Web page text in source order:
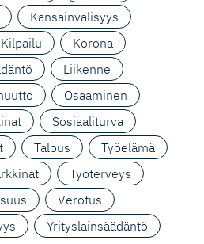
Kansainvälisyys
Kilpailu
Korona
Liikenne
Osaaminen
Sosiaaliturva
Talous
Työelämä
Työterveys
Verotus
Yrityslainsäädäntö